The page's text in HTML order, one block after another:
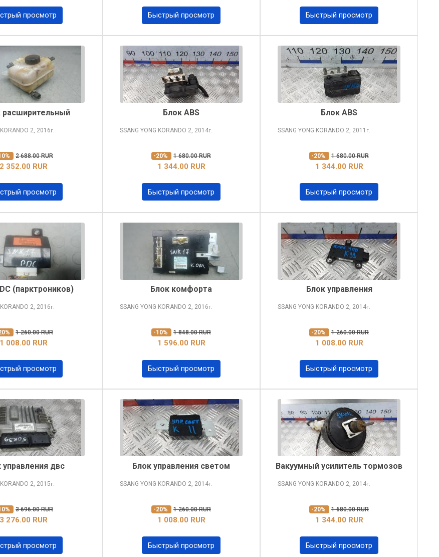
просмотр Быстрый просмотр Быстрый просмотр
расширительный
2, 2016г.
2 688.00 RUR
2 352.00 RUR
просмотр
Блок ABS
SSANG YONG KORANDO 2, 2014г.
-20% 1 680.00 RUR
1 344.00 RUR
Быстрый просмотр
Блок ABS
SSANG YONG KORANDO 2, 2011 г.
-20% 1 680.00 RUR
1 344.00 RUR
Быстрый просмотр
(парктроников)
2, 2016г.
1 260.00 RUR
1 008.00 RUR
просмотр
Блок комфорта
SSANG YONG KORANDO 2, 2016г.
-10% 1 848.00 RUR
1 596.00 RUR
Быстрый просмотр
Блок управления
SSANG YONG KORANDO 2, 2014г.
-20% 1 260.00 RUR
1 008.00 RUR
Быстрый просмотр
управления двс
2, 2015г.
3 696.00 RUR
3 276.00 RUR
просмотр
Блок управления светом
SSANG YONG KORANDO 2, 2014г.
-20% 1 260.00 RUR
1 008.00 RUR
Быстрый просмотр
Вакуумный усилитель тормозов
SSANG YONG KORANDO 2, 2014г.
-20% 1 680.00 RUR
1 344.00 RUR
Быстрый просмотр